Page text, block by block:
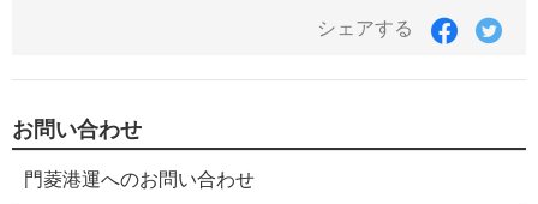
シェアする
お問い合わせ
門菱港運へのお問い合わせ